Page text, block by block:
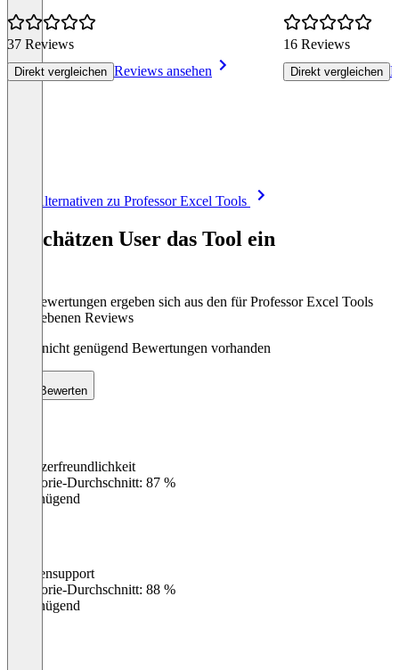
37 Reviews
Direkt vergleichen Reviews ansehen
16 Reviews
Direkt vergleichen
Alle Alternativen zu Professor Excel Tools
So schätzen User das Tool ein
Die Bewertungen ergeben sich aus den für Professor Excel Tools
abgegebenen Reviews
Noch nicht genügend Bewertungen vorhanden
Bewerten
Benutzerfreundlichkeit
Kategorie-Durchschnitt: 87 %
Ungenügend
Kundensupport
Kategorie-Durchschnitt: 88 %
Ungenügend